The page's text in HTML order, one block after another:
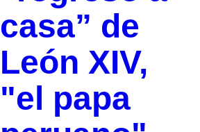
casa” de
León XIV,
"el papa